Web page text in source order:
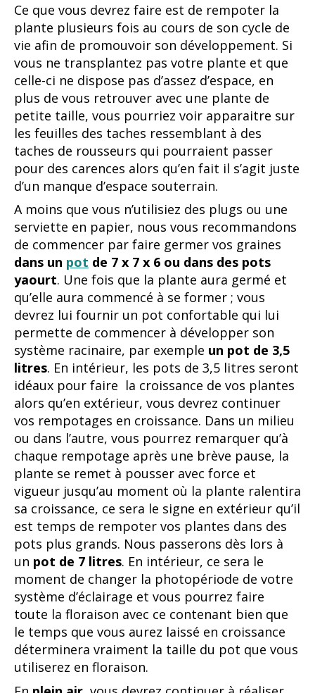
Ce que vous devrez faire est de rempoter la
plante plusieurs fois au cours de son cycle de
vie afin de promouvoir son développement. Si
vous ne transplantez pas votre plante et que
celle-ci ne dispose pas d’assez d’espace, en
plus de vous retrouver avec une plante de
petite taille, vous pourriez voir apparaitre sur
les feuilles des taches ressemblant à des
taches de rousseurs qui pourraient passer
pour des carences alors qu’en fait il s’agit juste
d’un manque d’espace souterrain.
A moins que vous n’utilisiez des plugs ou une
serviette en papier, nous vous recommandons
de commencer par faire germer vos graines
dans un pot de 7 x 7 x 6 ou dans des pots
yaourt. Une fois que la plante aura germé et
qu’elle aura commencé à se former ; vous
devrez lui fournir un pot confortable qui lui
permette de commencer à développer son
système racinaire, par exemple un pot de 3,5
litres. En intérieur, les pots de 3,5 litres seront
idéaux pour faire la croissance de vos plantes
alors qu’en extérieur, vous devrez continuer
vos rempotages en croissance. Dans un milieu
ou dans l’autre, vous pourrez remarquer qu’à
chaque rempotage après une brève pause, la
plante se remet à pousser avec force et
vigueur jusqu’au moment où la plante ralentira
sa croissance, ce sera le signe en extérieur qu’il
est temps de rempoter vos plantes dans des
pots plus grands. Nous passerons dès lors à
un pot de 7 litres. En intérieur, ce sera le
moment de changer la photopériode de votre
système d’éclairage et vous pourrez faire
toute la floraison avec ce contenant bien que
le temps que vous aurez laissé en croissance
déterminera vraiment la taille du pot que vous
utiliserez en floraison.